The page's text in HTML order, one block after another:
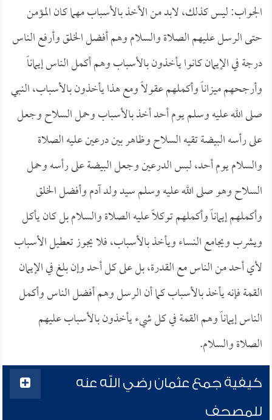
الجواب: ليس كذلك، لابد من الأخذ بالأسباب مهما كان المؤمن
حتى الرسل عليهم الصلاة والسلام وهم أفضل الخلق وأرفع الناس
درجة في الإيمان كانوا يأخذون بالأسباب وهم أكمل الناس إيماناً
وأرجحهم ميزاناً وأكملهم عقولاً ومع هذا يأخذون بالأسباب، النبي
صلى الله عليه وسلم يوم أحد أخذ بالأسباب وحمل السلاح وجعل
على رأسه البيضة تقيه السلاح وظاهر بين درعين عليه الصلاة
والسلام يوم أحد، لبس الدرعين وجعل البيضة على رأسه وحمل
السلاح وهو صلى الله عليه وسلم سيد ولد آدم وأفضل الخلق
وأكملهم إيماناً وأكملهم توكلاً عليه الصلاة والسلام بل كان يأكل
ويشرب ويجامع النساء ويأخذ بالأسباب، فلا يجوز تعطيل الأسباب
لأي أحد من الناس مع القدرة، بل على كل أحد وإن بلغ في الإيمان
القمة فإنه يأخذ بالأسباب كما أن الرسل وهم أفضل الناس وأكمل
الناس إيماناً وهم القمة في كل شيء يأخذون بالأسباب عليهم
الصلاة والسلام.
كيفية جمع عثمان رضي الله عنه
للمصحف